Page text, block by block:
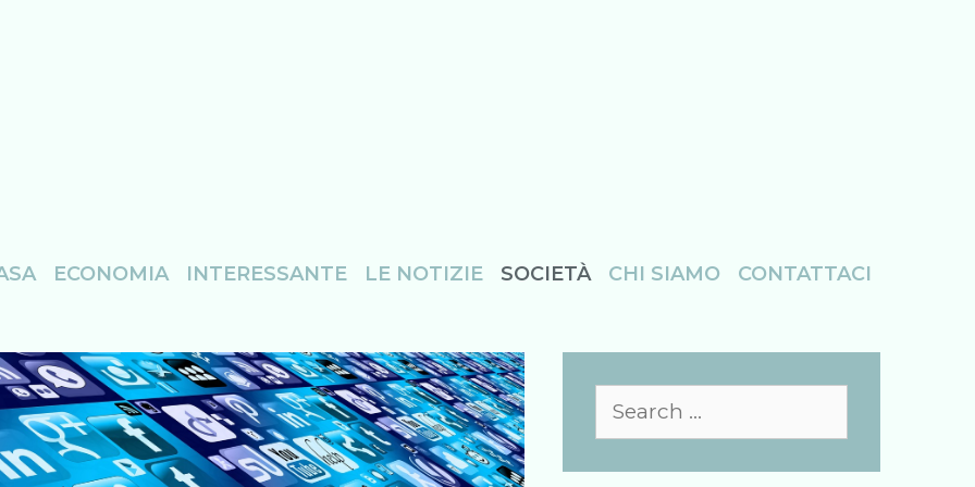
ECONOMIA INTERESSANTE LE NOTIZIE SOCIETÀ CHI SIAMO CONTATTACI
for: